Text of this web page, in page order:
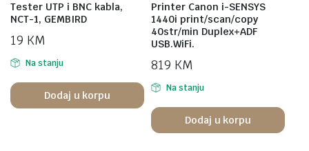
Tester UTP i BNC kabla,
NCT-1, GEMBIRD
19 KM
Na stanju
Dodaj u korpu
Printer Canon i-SENSYS
1440i print/scan/copy
40str/min Duplex+ADF
USB.WiFi.
819 KM
Na stanju
Dodaj u korpu